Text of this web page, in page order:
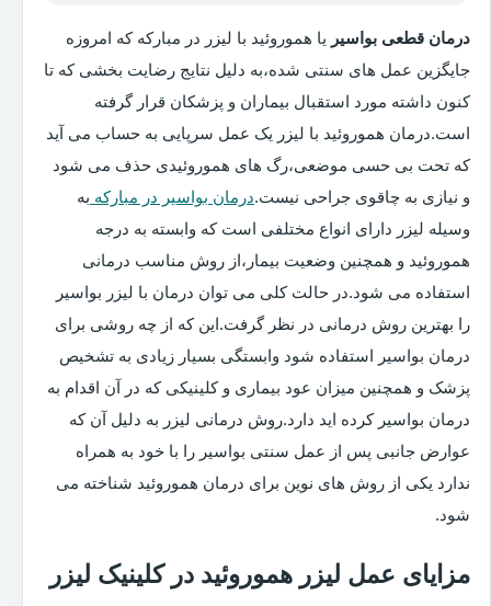
درمان قطعی بواسیر یا هموروئید با لیزر در مبارکه که امروزه
جایگزین عمل های سنتی شده،به دلیل نتایج رضایت بخشی که تا
کنون داشته مورد استقبال بیماران و پزشکان قرار گرفته
است.درمان هموروئید با لیزر یک عمل سرپایی به حساب می آید
که تحت بی حسی موضعی،رگ های هموروئیدی حذف می شود
و نیازی به چاقوی جراحی نیست.درمان بواسیر در مبارکه به
وسیله لیزر دارای انواع مختلفی است که وابسته به درجه
هموروئید و همچنین وضعیت بیمار،از روش مناسب درمانی
استفاده می شود.در حالت کلی می توان درمان با لیزر بواسیر
را بهترین روش درمانی در نظر گرفت.این که از چه روشی برای
درمان بواسیر استفاده شود وابستگی بسیار زیادی به تشخیص
پزشک و همچنین میزان عود بیماری و کلینیکی که در آن اقدام به
درمان بواسیر کرده اید دارد.روش درمانی لیزر به دلیل آن که
عوارض جانبی پس از عمل سنتی بواسیر را با خود به همراه
ندارد یکی از روش های نوین برای درمان هموروئید شناخته می
شود.
مزایای عمل لیزر هموروئید در کلینیک لیزر